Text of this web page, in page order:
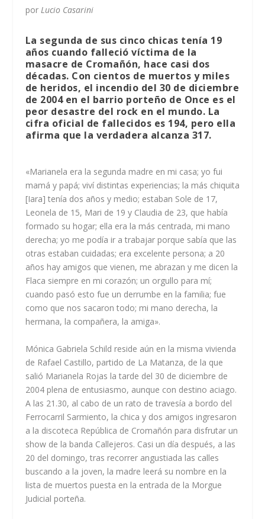
por Lucio Casarini
La segunda de sus cinco chicas tenía 19
años cuando falleció víctima de la
masacre de Cromañón, hace casi dos
décadas. Con cientos de muertos y miles
de heridos, el incendio del 30 de diciembre
de 2004 en el barrio porteño de Once es el
peor desastre del rock en el mundo. La
cifra oficial de fallecidos es 194, pero ella
afirma que la verdadera alcanza 317.
«Marianela era la segunda madre en mi casa; yo fui
mamá y papá; viví distintas experiencias; la más chiquita
[Iara] tenía dos años y medio; estaban Sole de 17,
Leonela de 15, Mari de 19 y Claudia de 23, que había
formado su hogar; ella era la más centrada, mi mano
derecha; yo me podía ir a trabajar porque sabía que las
otras estaban cuidadas; era excelente persona; a 20
años hay amigos que vienen, me abrazan y me dicen la
Flaca siempre en mi corazón; un orgullo para mí;
cuando pasó esto fue un derrumbe en la familia; fue
como que nos sacaron todo; mi mano derecha, la
hermana, la compañera, la amiga».
Mónica Gabriela Schild reside aún en la misma vivienda
de Rafael Castillo, partido de La Matanza, de la que
salió Marianela Rojas la tarde del 30 de diciembre de
2004 plena de entusiasmo, aunque con destino aciago.
A las 21.30, al cabo de un rato de travesía a bordo del
Ferrocarril Sarmiento, la chica y dos amigos ingresaron
a la discoteca República de Cromañón para disfrutar un
show de la banda Callejeros. Casi un día después, a las
20 del domingo, tras recorrer angustiada las calles
buscando a la joven, la madre leerá su nombre en la
lista de muertos puesta en la entrada de la Morgue
Judicial porteña.